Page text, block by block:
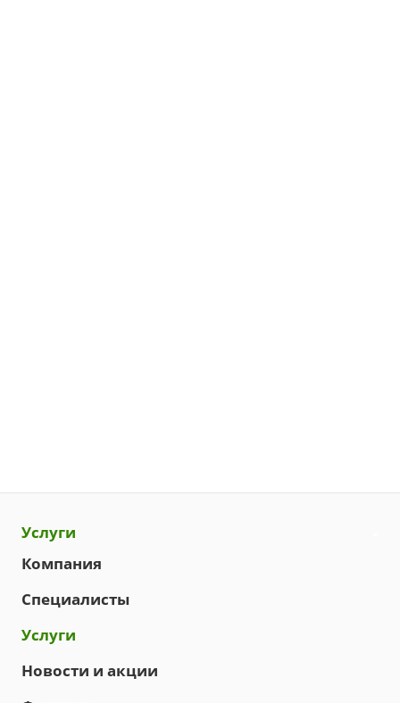
Услуги
Компания
Специалисты
Услуги
Новости и акции